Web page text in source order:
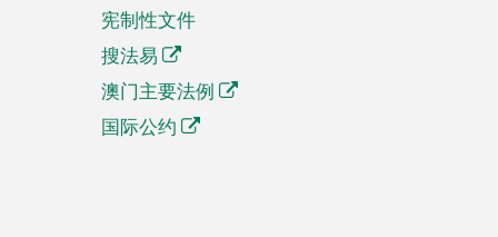
宪制性文件
搜法易
澳门主要法例
国际公约